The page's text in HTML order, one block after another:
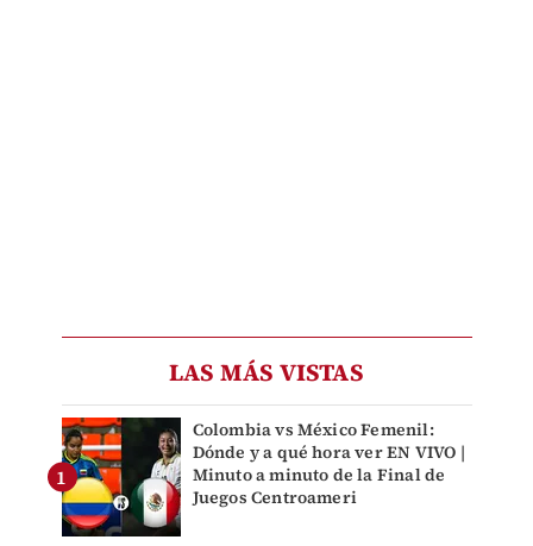
LAS MÁS VISTAS
Colombia vs México Femenil:
Dónde y a qué hora ver EN VIVO |
Minuto a minuto de la Final de
Juegos Centroameri